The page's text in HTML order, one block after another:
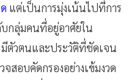
แต่เป็นการมุ่งเน้นไปที่การ
กลุ่มคนที่อยู่อาศัยใน
ตัวตนและประวัติที่ชัดเจน
สอบคัดกรองอย่างเข้มงวด